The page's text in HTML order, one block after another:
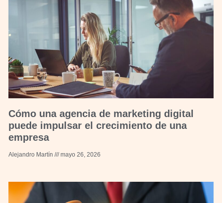
Cómo una agencia de marketing digital
puede impulsar el crecimiento de una
empresa
Alejandro Martín mayo 26, 2026